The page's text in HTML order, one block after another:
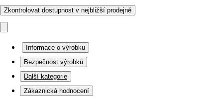
Zkontrolovat dostupnost v nejbližší prodejně
Informace o výrobku
Bezpečnost výrobků
Další kategorie
Zákaznická hodnocení